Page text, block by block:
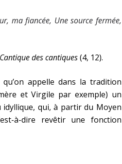
ma fiancée, Une source fermée,
Cantique des cantiques(4, 12).
appelle dans la tradition
et Virgile par exemple) un
qui, à partir du Moyen
à-dire revêtir une fonction